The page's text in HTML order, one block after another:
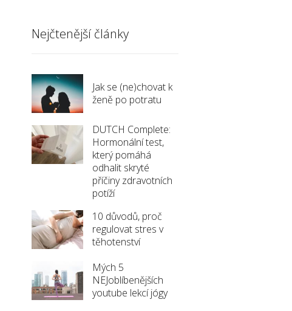
Nejčtenější články
Jak se (ne)chovat k
ženě po potratu
DUTCH Complete:
Hormonální test,
který pomáhá
odhalit skryté
příčiny zdravotních
potíží
10 důvodů, proč
regulovat stres v
těhotenství
Mých 5
NEJoblíbenějších
youtube lekcí jógy